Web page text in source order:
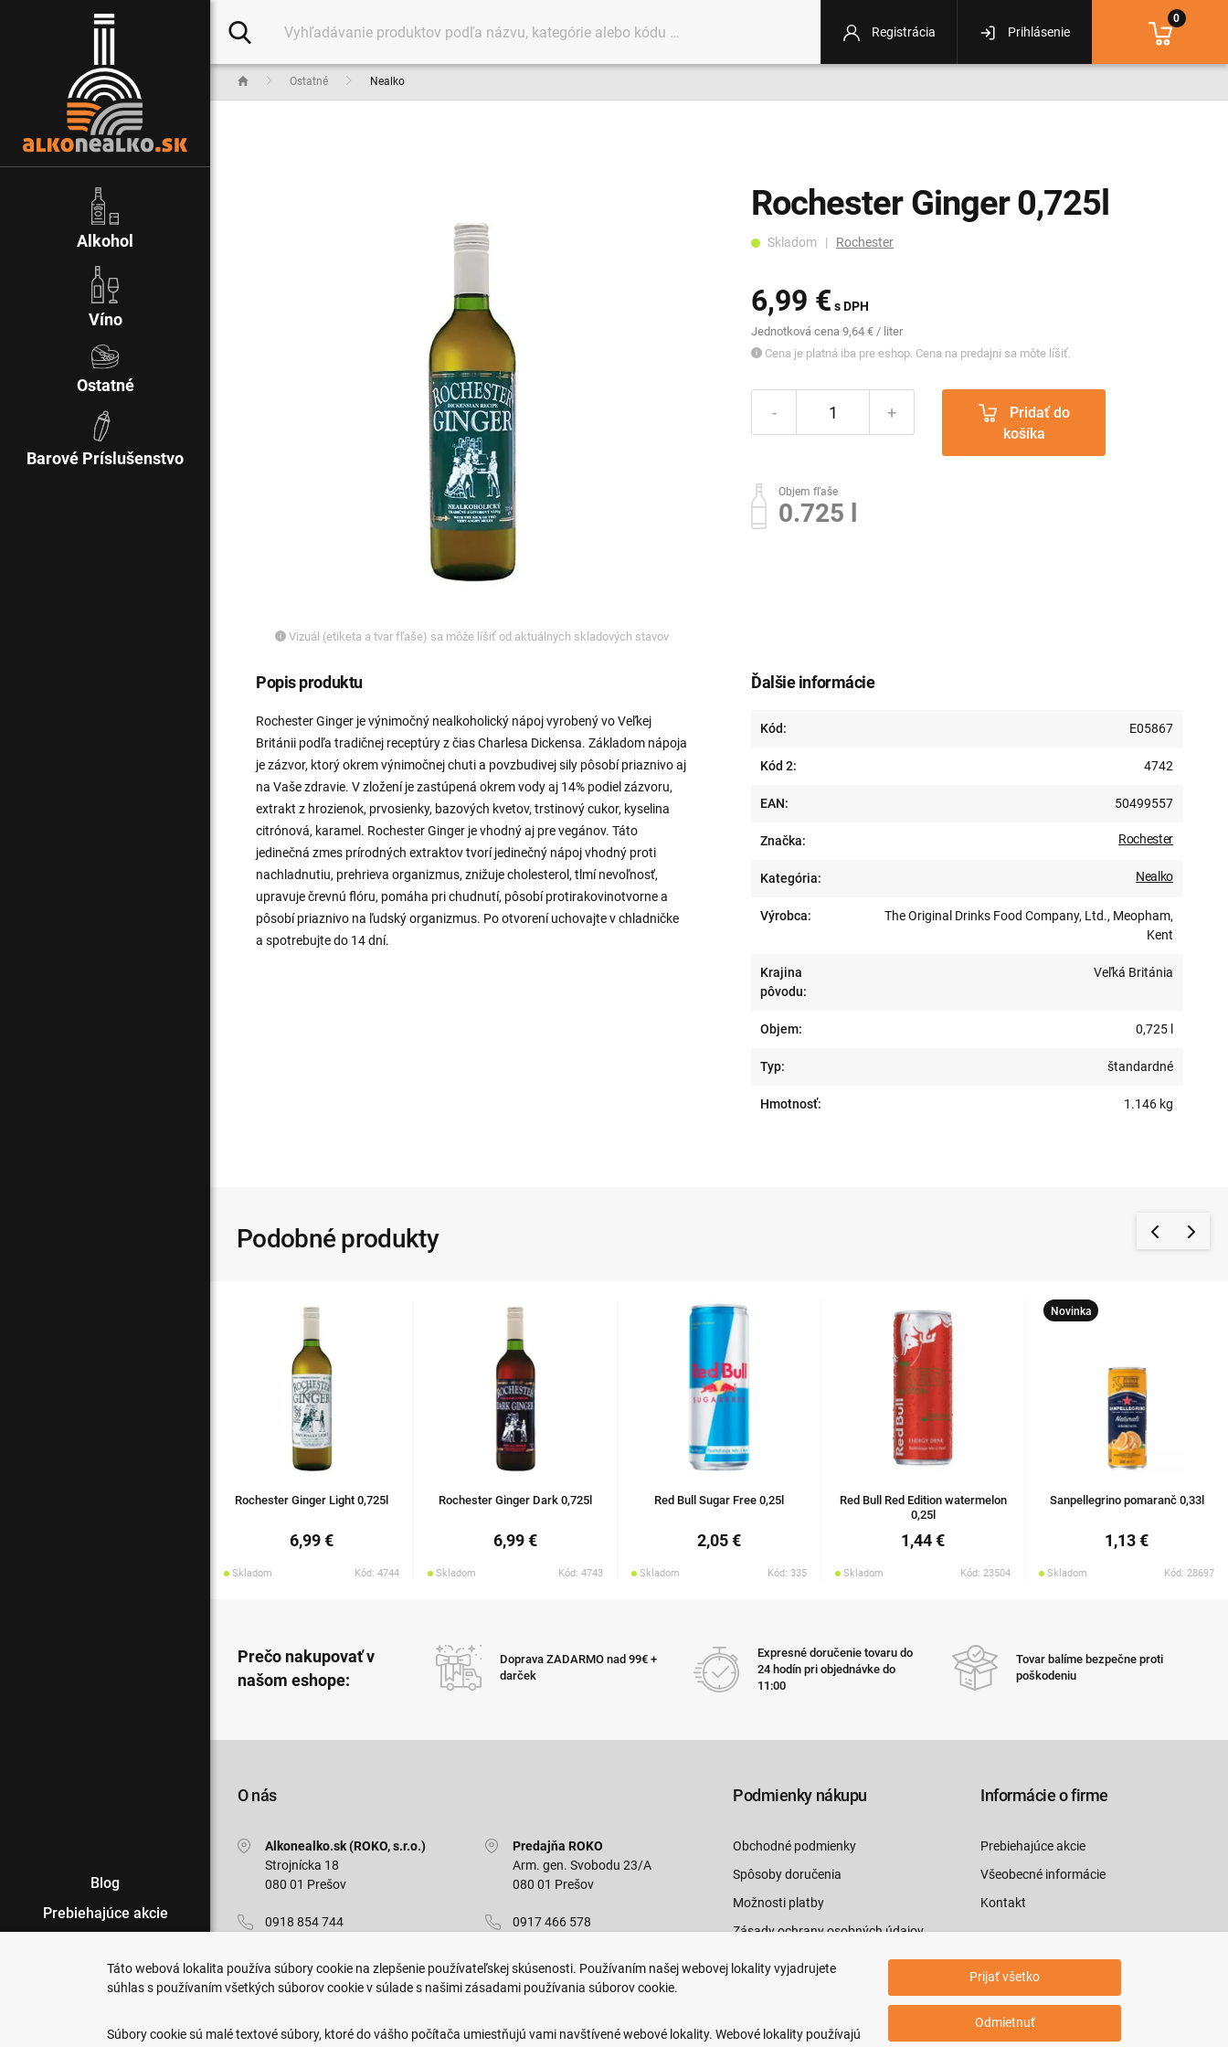
Ostatné Nealko
Rochester Ginger 0,725l
Skladom | Rochester
6,99 € s DPH
Jednotková cena 9,64 € / liter
Cena je platná iba pre eshop. Cena na predajni sa môte líšiť.
- +
košíka
Objem fľaše
0.725 l
Vizuál (etiketa a tvar fľaše) sa môže líšiť od aktuálnych skladových stavov
Ďalšie informácie
Kód: E05867
Kód 2: 4742
EAN: 50499557
Značka: Rochester
Kategória: Nealko
Výrobca:
The Original Drinks Food Company, Ltd., Meopham,
Kent
Krajina
pôvodu:
Veľká Británia
Objem: 0,725 l
Typ: štandardné
Hmotnosť: 1.146 kg
Popis produktu
Rochester Ginger je výnimočný nealkoholický nápoj vyrobený vo Veľkej
Británii podľa tradičnej receptúry z čias Charlesa Dickensa. Základom nápoja
je zázvor, ktorý okrem výnimočnej chuti a povzbudivej sily pôsobí priaznivo aj
na Vaše zdravie. V zložení je zastúpená okrem vody aj 14% podiel zázvoru,
extrakt z hrozienok, prvosienky, bazových kvetov, trstinový cukor, kyselina
citrónová, karamel. Rochester Ginger je vhodný aj pre vegánov. Táto
jedinečná zmes prírodných extraktov tvorí jedinečný nápoj vhodný proti
nachladnutiu, prehrieva organizmus, znižuje cholesterol, tlmí nevoľnosť,
upravuje črevnú flóru, pomáha pri chudnutí, pôsobí protirakovinotvorne a
pôsobí priaznivo na ľudský organizmus. Po otvorení uchovajte v chladničke
a spotrebujte do 14 dní.
Podobné produkty
Rochester Ginger Light 0,725l
6,99 €
Skladom Kód: 4744
Rochester Ginger Dark 0,725l
6,99 €
Skladom Kód: 4743
Red Bull Sugar Free 0,25l
2,05 €
Skladom Kód: 335
Red Bull Red Edition watermelon
0,25l
1,44 €
Skladom Kód: 23504
Novinka
Sanpellegrino pomaranč 0,33l
1,13 €
Skladom Kód: 28697
Prečo nakupovať v
našom eshope:
Doprava ZADARMO nad 99€ +
darček
Expresné doručenie tovaru do
24 hodín pri objednávke do
11:00
Tovar balíme bezpečne proti
poškodeniu
O nás
Alkonealko.sk (ROKO, s.r.o.)
Strojnícka 18
080 01 Prešov
0918 854 744
Pon-Pia: 7:00 - 15:30
Predajňa ROKO
Arm. gen. Svobodu 23/A
080 01 Prešov
0917 466 578
Pon-Ned: 9:00 - 20:00
Podmienky nákupu
Obchodné podmienky
Spôsoby doručenia
Možnosti platby
Zásady ochrany osobných údajov
Informácie o firme
Prebiehajúce akcie
Všeobecné informácie
Kontakt
Registrácia Prihlásenie
0
Alkohol
Víno
Ostatné
Barové Príslušenstvo
Blog
Prebiehajúce akcie
PredajneTáto webová lokalita používa súbory cookie na zlepšenie používateľskej skúsenosti. Používaním našej webovej lokality vyjadrujete
súhlas s používaním všetkých súborov cookie v súlade s našimi zásadami používania súborov cookie.
Súbory cookie sú malé textové súbory, ktoré do vášho počítača umiestňujú vami navštívené webové lokality. Webové lokality používajú
Prijať všetko
Odmietnuť